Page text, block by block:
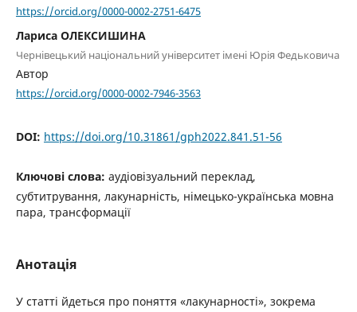
https://orcid.org/0000-0002-2751-6475
Лариса ОЛЕКСИШИНА
Чернівецький національний університет імені Юрія Федьковича
Автор
https://orcid.org/0000-0002-7946-3563
DOI: https://doi.org/10.31861/gph2022.841.51-56
Ключові слова: аудіовізуальний переклад,
субтитрування, лакунарність, німецько-українська мовна
пара, трансформації
Анотація
У статті йдеться про поняття «лакунарності», зокрема